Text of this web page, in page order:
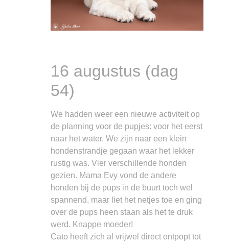
16 augustus (dag
54)
We hadden weer een nieuwe activiteit op
de planning voor de pupjes: voor het eerst
naar het water. We zijn naar een klein
hondenstrandje gegaan waar het lekker
rustig was. Vier verschillende honden
gezien. Mama Evy vond de andere
honden bij de pups in de buurt toch wel
spannend, maar liet het netjes toe en ging
over de pups heen staan als het te druk
werd. Knappe moeder!
Cato heeft zich al vrijwel direct ontpopt tot